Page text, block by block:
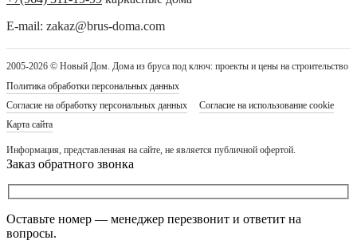
E-mail: zakaz@brus-doma.com
2005-2026 © Новый Дом. Дома из бруса под ключ: проекты и цены на строительство
Политика обработки персональных данных
Согласие на обработку персональных данных
Согласие на использование cookie
Карта сайта
Информация, представленная на сайте, не является публичной офертой.
Заказ обратного звонка
Оставьте номер — менеджер перезвонит и ответит на
вопросы.